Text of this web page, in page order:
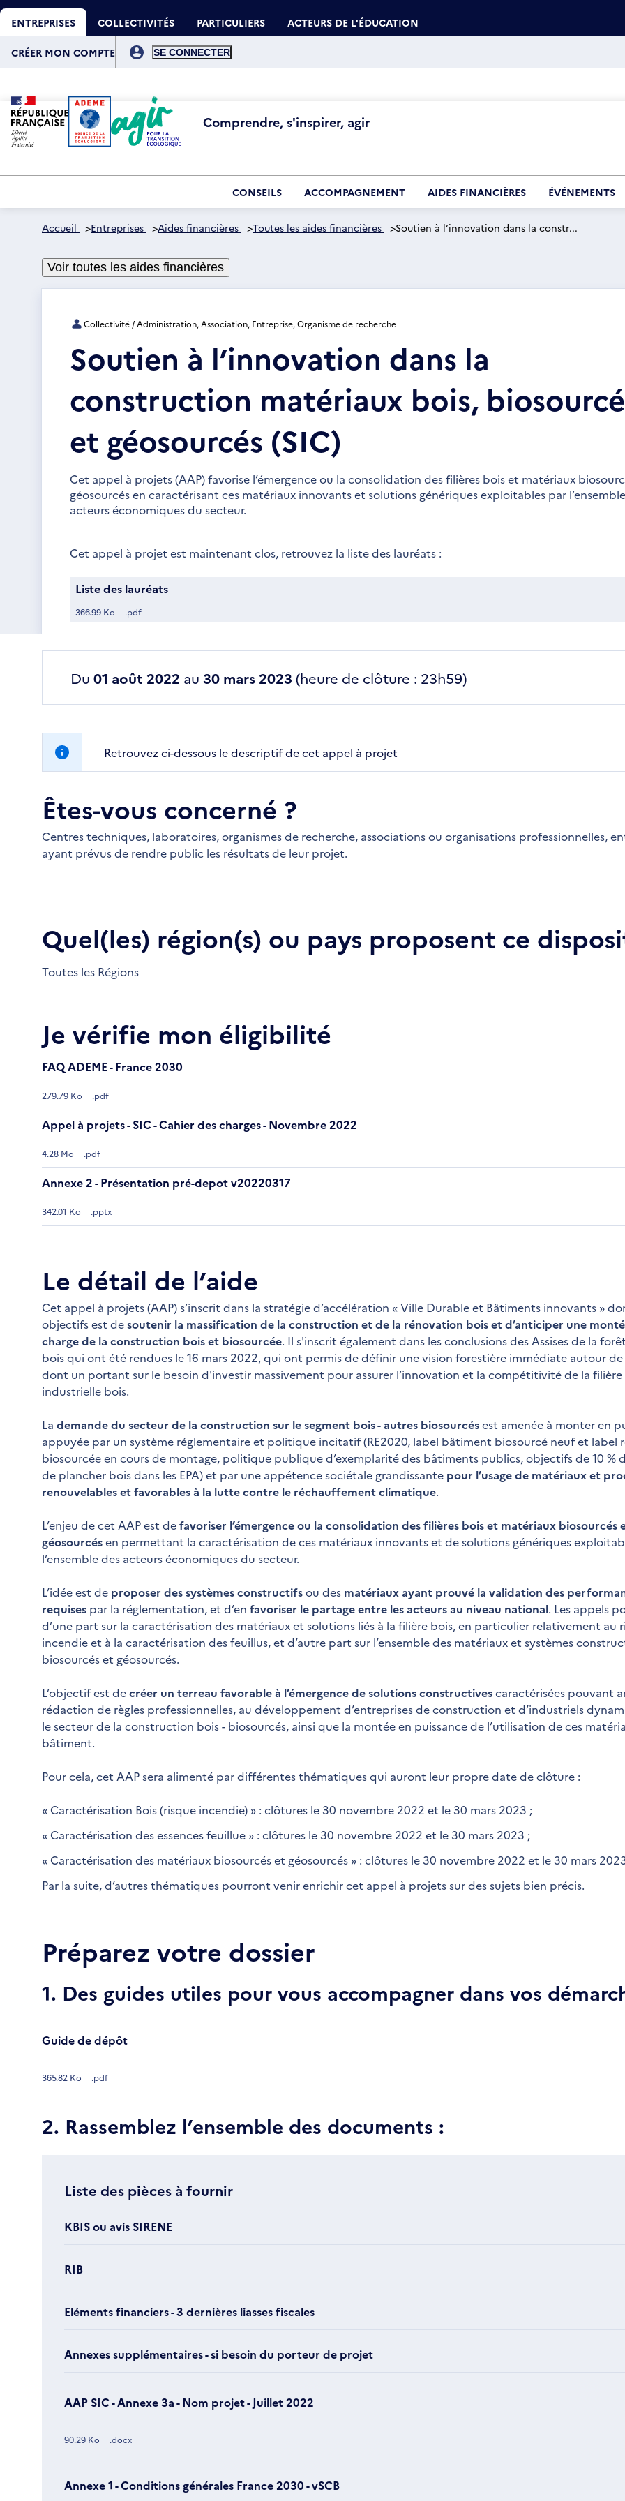
Aller
au
contenu
ENTREPRISES COLLECTIVITÉS PARTICULIERS ACTEURS DE L'ÉDUCATION
compte
CRÉER MON COMPTE
Comprendre, s'inspirer, agir
CONSEILS ACCOMPAGNEMENT AIDES FINANCIÈRES ÉVÉNEMENTS
Accueil >Entreprises >Aides financières >Toutes les aides financières >Soutien à l’innovation dans la constr...
Voir toutes les aides financières
Collectivité / Administration, Association, Entreprise, Organisme de recherche
Soutien à l’innovation dans la
construction matériaux bois,
et géosourcés (SIC)
Cet appel à projets (AAP) favorise l’émergence ou la consolidation des filières bois et matériaux
géosourcés en caractérisant ces matériaux innovants et solutions génériques exploitables par
acteurs économiques du secteur.
Cet appel à projet est maintenant clos, retrouvez la liste des lauréats :
Liste des lauréats
366.99 Ko .pdf
Du 01 août 2022 au 30 mars 2023 (heure de clôture : 23h59)
Retrouvez ci-dessous le descriptif de cet appel à projet
Êtes-vous concerné ?
Centres techniques, laboratoires, organismes de recherche, associations ou organisations professionnelles,
ayant prévus de rendre public les résultats de leur projet.
Quel(les) région(s) ou pays proposent ce
Toutes les Régions
Je vérifie mon éligibilité
FAQ ADEME - France 2030
279.79 Ko .pdf
Appel à projets - SIC - Cahier des charges - Novembre 2022
4.28 Mo .pdf
Annexe 2 - Présentation pré-depot v20220317
342.01 Ko .pptx
Le détail de l’aide
Cet appel à projets (AAP) s’inscrit dans la stratégie d’accélération « Ville Durable et Bâtiments innovants »
objectifs est desoutenir la massification de la construction et de la rénovation bois et d’anticiper une
charge de la construction bois et biosourcée. Il s'inscrit également dans les conclusions des Assises de la
bois qui ont été rendues le 16 mars 2022, qui ont permis de définir une vision forestière immédiate autour de
dont un portant sur le besoin d'investir massivement pour assurer l’innovation et la compétitivité de la filière
industrielle bois.
La demande du secteur de la construction sur le segment bois - autres biosourcésest amenée à monter en
appuyée par un système réglementaire et politique incitatif (RE2020, label bâtiment biosourcé neuf et label
biosourcée en cours de montage, politique publique d’exemplarité des bâtiments publics, objectifs de 10 %
de plancher bois dans les EPA) et par une appétence sociétale grandissante pour l’usage de matériaux et
renouvelables et favorables à la lutte contre le réchauffement climatique.
L’enjeu de cet AAP est defavoriser l’émergence ou la consolidation des filières bois et matériaux biosourcés
géosourcésen permettant la caractérisation de ces matériaux innovants et de solutions génériques
l’ensemble des acteurs économiques du secteur.
L’idée est de proposer des systèmes constructifsou des matériaux ayant prouvé la validation des
requises par la réglementation, et d’en favoriser le partage entre les acteurs au niveau national. Les appels
d’une part sur la caractérisation des matériaux et solutions liés à la filière bois, en particulier relativement au
incendie et à la caractérisation des feuillus, et d’autre part sur l’ensemble des matériaux et systèmes
biosourcés et géosourcés.
L’objectif est decréer un terreau favorable à l’émergence de solutions constructivescaractérisées pouvant
rédaction de règles professionnelles, au développement d’entreprises de construction et d’industriels
le secteur de la construction bois - biosourcés, ainsi que la montée en puissance de l’utilisation de ces
bâtiment.
Pour cela, cet AAP sera alimenté par différentes thématiques qui auront leur propre date de clôture :
« Caractérisation Bois (risque incendie) » : clôtures le 30 novembre 2022 et le 30 mars 2023 ;
« Caractérisation des essences feuillue » : clôtures le 30 novembre 2022 et le 30 mars 2023 ;
« Caractérisation des matériaux biosourcés et géosourcés » : clôtures le 30 novembre 2022 et le 30 mars
Par la suite, d’autres thématiques pourront venir enrichir cet appel à projets sur des sujets bien précis.
Préparez votre dossier
1. Des guides utiles pour vous accompagner dans vos
Guide de dépôt
365.82 Ko .pdf
2. Rassemblez l’ensemble des documents :
Liste des pièces à fournir
KBIS ou avis SIRENE
RIB
Eléments financiers - 3 dernières liasses fiscales
Annexes supplémentaires - si besoin du porteur de projet
AAP SIC - Annexe 3a - Nom projet - Juillet 2022
90.29 Ko .docx
Annexe 1 - Conditions générales France 2030 - vSCB